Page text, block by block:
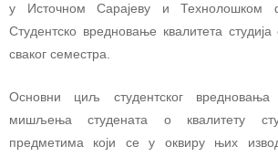
у Источном Сарајеву и Технолошком
Студентско вредновање квалитета
сваког семестра.
Основни циљ студентског
мишљења студената о квалитету
предметима који се у оквиру њих